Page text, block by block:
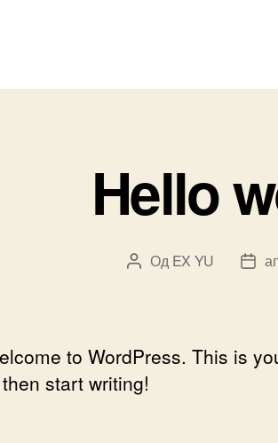
Hello
Аутор
Од EX YU
to WordPress. This is
start writing!